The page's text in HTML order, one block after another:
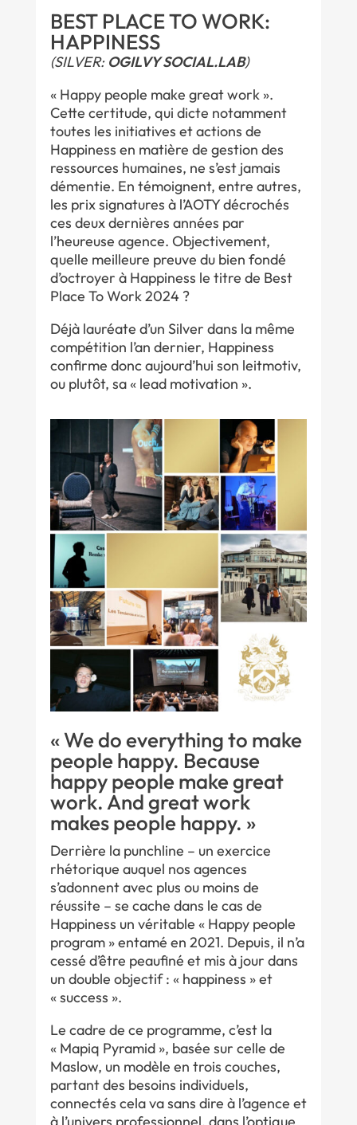
BEST PLACE TO WORK:
HAPPINESS
(SILVER: OGILVY SOCIAL.LAB)
« Happy people make great work ».
Cette certitude, qui dicte notamment
toutes les initiatives et actions de
Happiness en matière de gestion des
ressources humaines, ne s’est jamais
démentie. En témoignent, entre autres,
les prix signatures à l’AOTY décrochés
ces deux dernières années par
l’heureuse agence. Objectivement,
quelle meilleure preuve du bien fondé
d’octroyer à Happiness le titre de Best
Place To Work 2024 ?
Déjà lauréate d’un Silver dans la même
compétition l’an dernier, Happiness
confirme donc aujourd’hui son leitmotiv,
ou plutôt, sa « lead motivation ».
« We do everything to make
people happy. Because
happy people make great
work. And great work
makes people happy. »
Derrière la punchline – un exercice
rhétorique auquel nos agences
s’adonnent avec plus ou moins de
réussite – se cache dans le cas de
Happiness un véritable « Happy people
program » entamé en 2021. Depuis, il n’a
cessé d’être peaufiné et mis à jour dans
un double objectif : « happiness » et
« success ».
Le cadre de ce programme, c’est la
« Mapiq Pyramid », basée sur celle de
Maslow, un modèle en trois couches,
partant des besoins individuels,
connectés cela va sans dire à l’agence et